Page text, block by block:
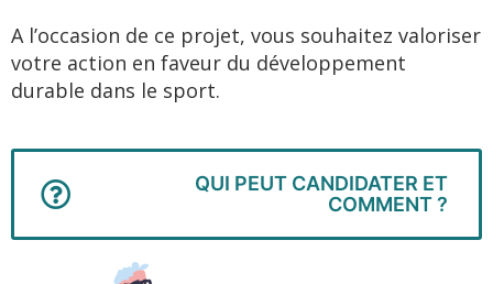
A l’occasion de ce projet, vous souhaitez valoriser
votre action en faveur du développement
durable dans le sport.
QUI PEUT CANDIDATER ET
COMMENT ?